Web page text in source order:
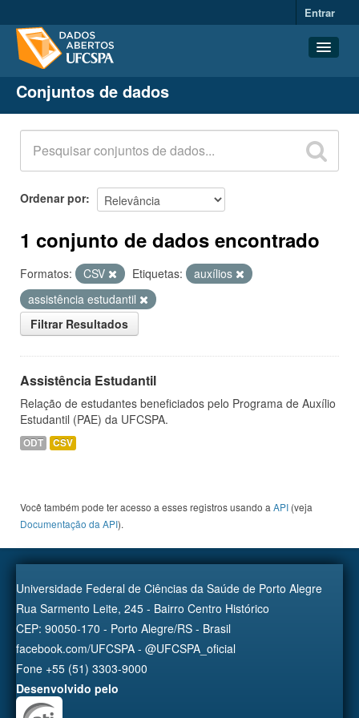
Entrar
Conjuntos de dados
Organizações
Grupos
Sobre
Conjuntos de dados
Ordenar por
1 conjunto de dados encontrado
Formatos: CSV Etiquetas:
auxílios
assistência estudantil
Filtrar Resultados
Assistência Estudantil
Relação de estudantes beneficiados pelo Programa de Auxílio
Estudantil (PAE) da UFCSPA.
ODT CSV
Você também pode ter acesso a esses registros usando a API (veja
Documentação da API).
Universidade Federal de Ciências da Saúde de Porto Alegre
Rua Sarmento Leite, 245 - Bairro Centro Histórico
CEP: 90050-170 - Porto Alegre/RS - Brasil
facebook.com/UFCSPA - @UFCSPA_oficial
Fone +55 (51) 3303-9000
Desenvolvido pelo